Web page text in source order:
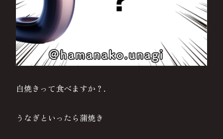
白焼きって食べますか？.
うなぎといったら蒲焼き